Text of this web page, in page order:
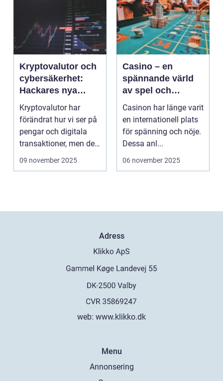
Kryptovalutor och
cybersäkerhet:
Hackares nya
lekplats
Kryptovalutor har
förändrat hur vi ser på
pengar och digitala
transaktioner, men de
...
09 november 2025
Casino – en
spännande värld
av spel och
underhållning
Casinon har länge varit
en internationell plats
för spänning och nöje.
Dessa anl...
06 november 2025
Adress
web: www.klikko.dk
Menu
Annonsering